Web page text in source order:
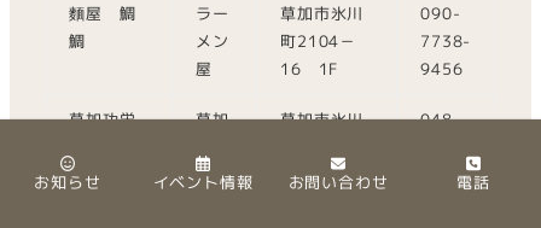
麵屋 鯛
鯛
ラー
メン
屋
草加市氷川
町2104－
16 1F
090-
7738-
9456
草加功栄
草加
草加市氷川
048-
5875
お知らせ イベント情報 お問い合わせ 電話